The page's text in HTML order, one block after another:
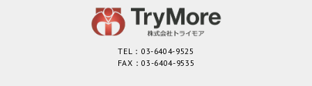
TEL：03-6404-9525
FAX：03-6404-9535